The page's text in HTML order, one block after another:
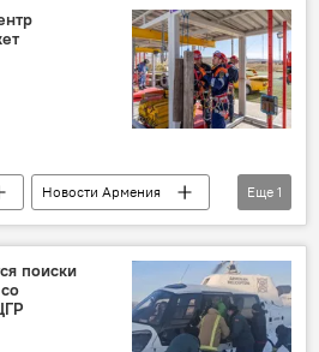
Новости Армения
Еще 1
поиски